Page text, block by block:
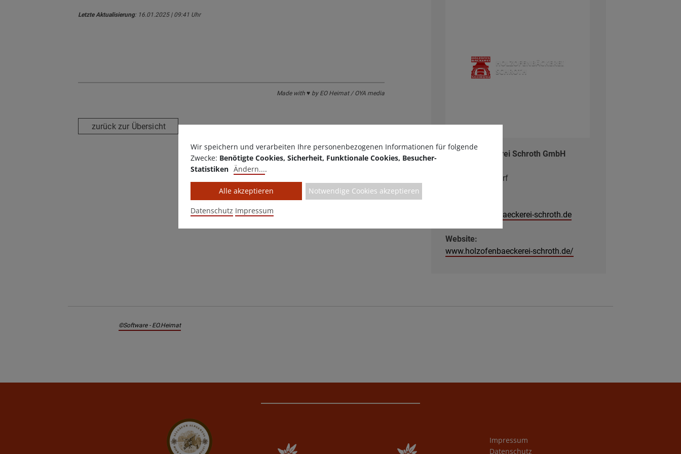
Letzte Aktualisierung: 16.01.2025 | 09:41 Uhr
Made with ♥ by EO Heimat / OYA media
zurück zur Übersicht
Holzofenbäckerei Schroth GmbH
87561 Oberstdorf
info@holzofenbaeckerei-schroth.de
Website:
www.holzofenbaeckerei-schroth.de/
©Software - EO.Heimat
Impressum
Datenschutz
Wir speichern und verarbeiten Ihre personenbezogenen Informationen für folgende
Zwecke: Benötigte Cookies, Sicherheit, Funktionale Cookies, Besucher-
Statistiken Ändern....
Alle akzeptieren Notwendige Cookies akzeptieren
Datenschutz Impressum